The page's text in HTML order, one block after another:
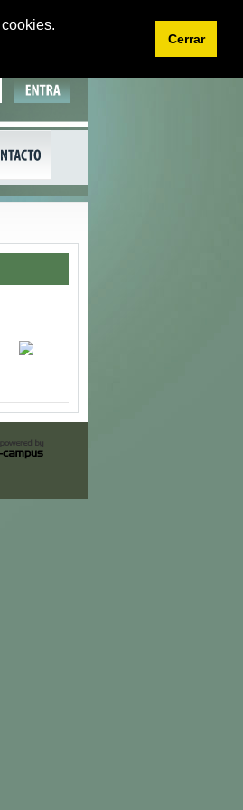
Cerrar